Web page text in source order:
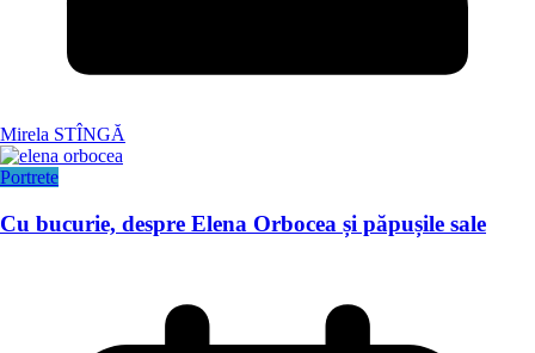
Mirela STÎNGĂ
Portrete
Cu bucurie, despre Elena Orbocea și păpușile sale